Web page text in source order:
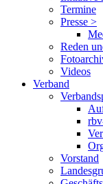
Termine
Presse >
Reden
Videos
Verband
Vorstand